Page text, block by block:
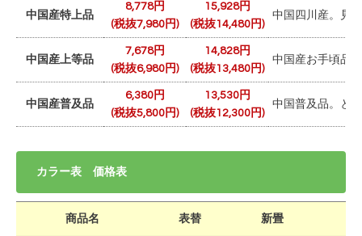
中国産特上品
8,778円
(税抜7,980円)
15,928円
(税抜14,480円)
中国四川産。見
中国産上等品
7,678円
(税抜6,980円)
14,828円
(税抜13,480円)
中国産お手頃品
中国産普及品
6,380円
(税抜5,800円)
13,530円
(税抜12,300円)
中国普及品。と
カラー表 価格表
商品名 表替 新畳